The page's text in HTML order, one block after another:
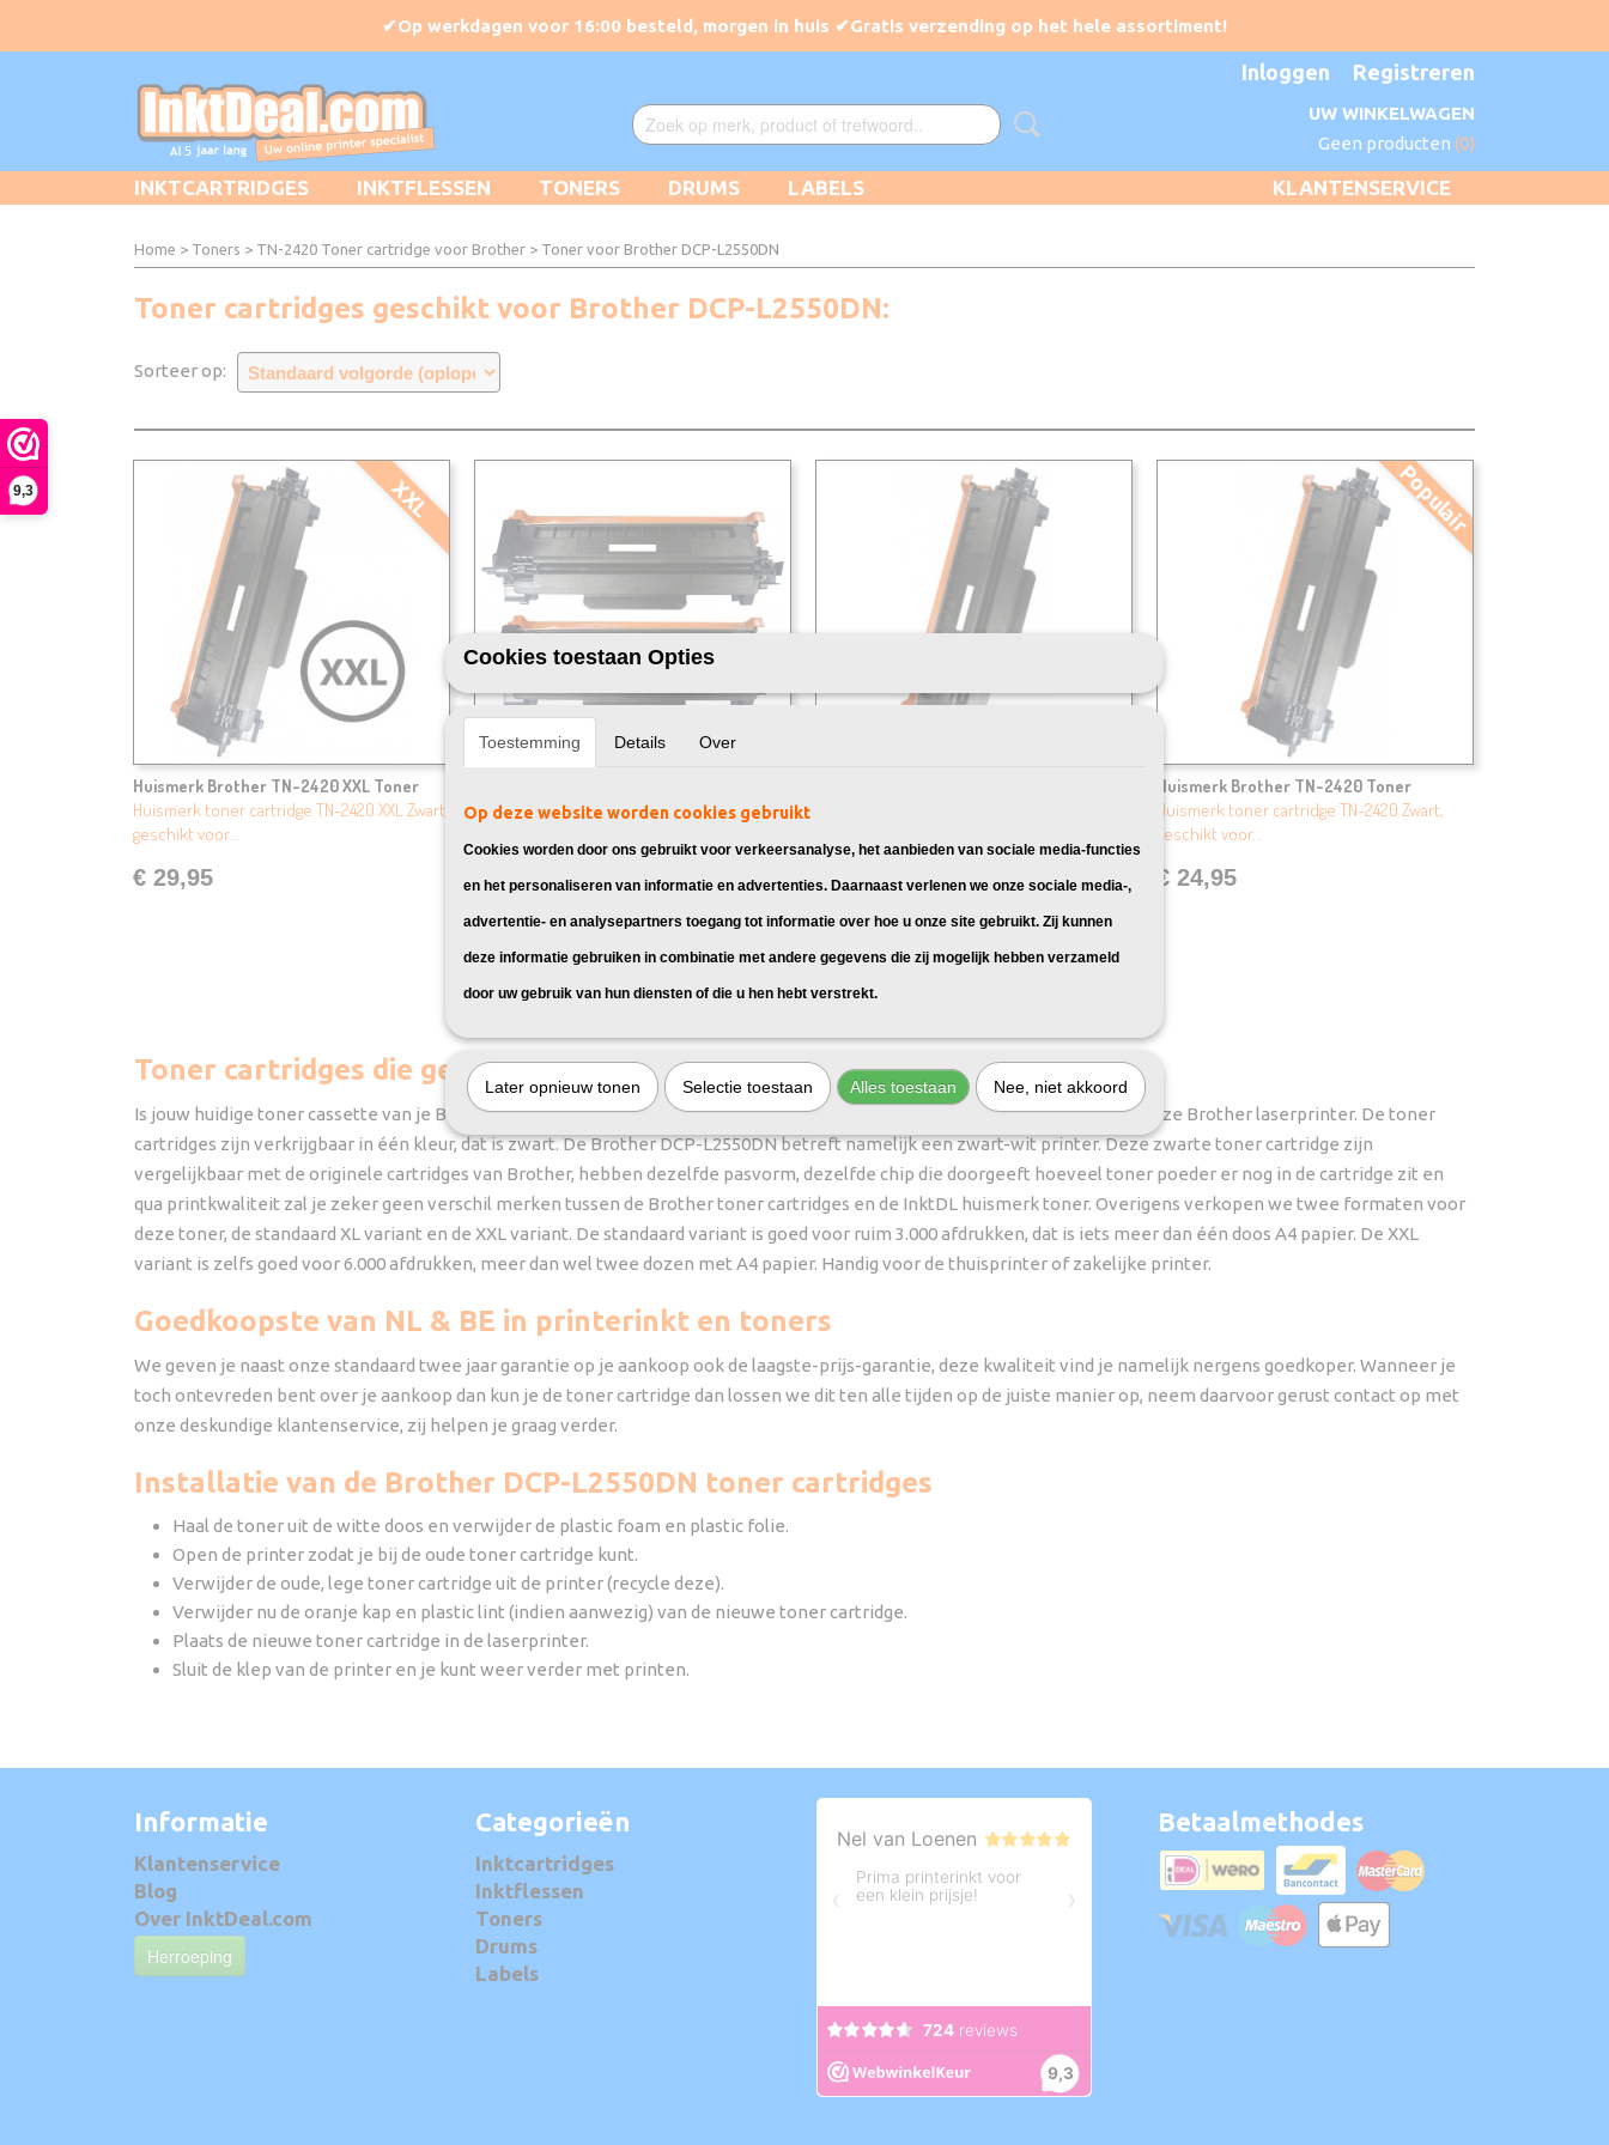
9,3
Inloggen Registreren
UW WINKELWAGEN
Geen producten (0)
KLANTENSERVICE
INKTCARTRIDGES INKTFLESSEN TONERS DRUMS LABELS
Home > Toners > TN-2420 Toner cartridge voor Brother > Toner voor Brother DCP-L2550DN
Toner cartridges geschikt voor Brother DCP-L2550DN:
Sorteer op:
XXL
Huismerk Brother TN-2420 XXL Toner
Huismerk toner cartridge TN-2420 XXL Zwart,
geschikt voor…
€ 29,95
Huismerk toner cartridges TN-2420 Zwart,
€ 45,95 € 24,95
Populair
Huismerk Brother TN-2420 Toner
Huismerk toner cartridge TN-2420 Zwart,
geschikt voor…
€ 24,95
Toner cartridges die geschikt zijn voor Brother DCP-L2550DN
Is jouw huidige toner cassette van je Brother DCP-L2550DN leeg? Bekijk hier een overzicht met geschikt assortiment voor deze Brother laserprinter. De toner
cartridges zijn verkrijgbaar in één kleur, dat is zwart. De Brother DCP-L2550DN betreft namelijk een zwart-wit printer. Deze zwarte toner cartridge zijn
vergelijkbaar met de originele cartridges van Brother, hebben dezelfde pasvorm, dezelfde chip die doorgeeft hoeveel toner poeder er nog in de cartridge zit en
qua printkwaliteit zal je zeker geen verschil merken tussen de Brother toner cartridges en de InktDL huismerk toner. Overigens verkopen we twee formaten voor
deze toner, de standaard XL variant en de XXL variant. De standaard variant is goed voor ruim 3.000 afdrukken, dat is iets meer dan één doos A4 papier. De XXL
variant is zelfs goed voor 6.000 afdrukken, meer dan wel twee dozen met A4 papier. Handig voor de thuisprinter of zakelijke printer.
Goedkoopste van NL & BE in printerinkt en toners
We geven je naast onze standaard twee jaar garantie op je aankoop ook de laagste-prijs-garantie, deze kwaliteit vind je namelijk nergens goedkoper. Wanneer je
toch ontevreden bent over je aankoop dan kun je de toner cartridge dan lossen we dit ten alle tijden op de juiste manier op, neem daarvoor gerust contact op met
onze deskundige klantenservice, zij helpen je graag verder.
Installatie van de Brother DCP-L2550DN toner cartridges
Haal de toner uit de witte doos en verwijder de plastic foam en plastic folie.
Open de printer zodat je bij de oude toner cartridge kunt.
Verwijder de oude, lege toner cartridge uit de printer (recycle deze).
Verwijder nu de oranje kap en plastic lint (indien aanwezig) van de nieuwe toner cartridge.
Plaats de nieuwe toner cartridge in de laserprinter.
Sluit de klep van de printer en je kunt weer verder met printen.
Informatie
Klantenservice
Blog
Over InktDeal.com
Herroeping
Categorieën
Inktcartridges
Inktflessen
Toners
Drums
Labels
Betaalmethodes
Cookies toestaan Opties
Toestemming Details Over
Op deze website worden cookies gebruikt
Cookies worden door ons gebruikt voor verkeersanalyse, het aanbieden van sociale media-functies
en het personaliseren van informatie en advertenties. Daarnaast verlenen we onze sociale media-,
advertentie- en analysepartners toegang tot informatie over hoe u onze site gebruikt. Zij kunnen
deze informatie gebruiken in combinatie met andere gegevens die zij mogelijk hebben verzameld
door uw gebruik van hun diensten of die u hen hebt verstrekt.
Later opnieuw tonen Selectie toestaan Alles toestaan Nee, niet akkoord